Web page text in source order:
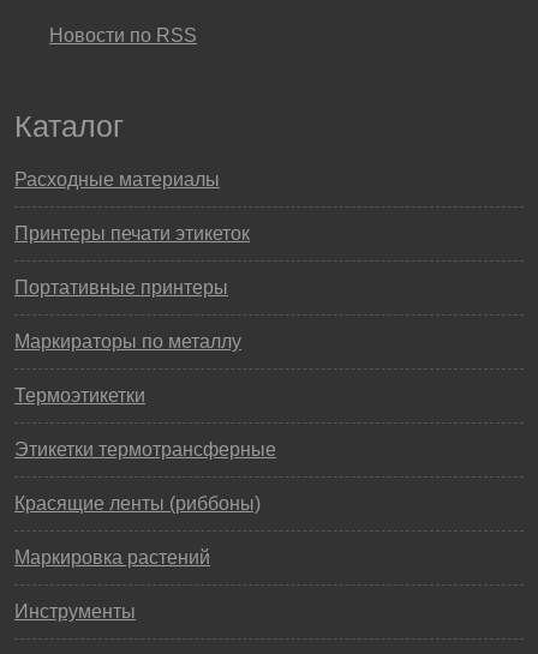
Новости по RSS
Каталог
Расходные материалы
Принтеры печати этикеток
Портативные принтеры
Маркираторы по металлу
Термоэтикетки
Этикетки термотрансферные
Красящие ленты (риббоны)
Маркировка растений
Инструменты